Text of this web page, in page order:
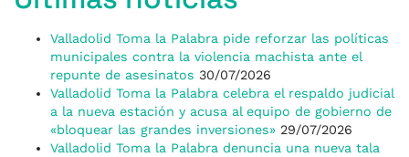
Valladolid Toma la Palabra pide reforzar las políticas
municipales contra la violencia machista ante el
repunte de asesinatos 30/07/2026
Valladolid Toma la Palabra celebra el respaldo judicial
a la nueva estación y acusa al equipo de gobierno de
«bloquear las grandes inversiones» 29/07/2026
Valladolid Toma la Palabra denuncia una nueva tala